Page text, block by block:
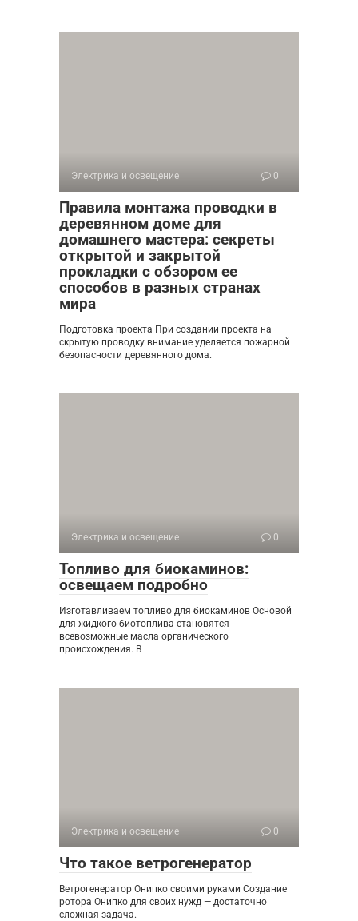
Электрика и освещение 0
Правила монтажа проводки в
деревянном доме для
домашнего мастера: секреты
открытой и закрытой
прокладки с обзором ее
способов в разных странах
мира
Подготовка проекта При создании проекта на
скрытую проводку внимание уделяется пожарной
безопасности деревянного дома.
Электрика и освещение 0
Топливо для биокаминов:
освещаем подробно
Изготавливаем топливо для биокаминов Основой
для жидкого биотоплива становятся
всевозможные масла органического
происхождения. В
Электрика и освещение 0
Что такое ветрогенератор
Ветрогенератор Онипко своими руками Создание
ротора Онипко для своих нужд — достаточно
сложная задача.